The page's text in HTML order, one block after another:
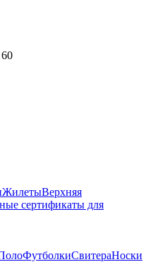
ЖилетыВерхняя
сертификаты для
ФутболкиСвитераНоски